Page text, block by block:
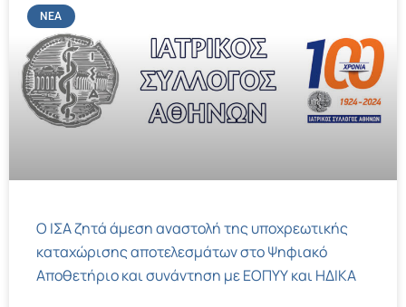
ΝΈΑ
Ο ΙΣΑ ζητά άμεση αναστολή της υποχρεωτικής
καταχώρισης αποτελεσμάτων στο Ψηφιακό
Αποθετήριο και συνάντηση με ΕΟΠΥΥ και ΗΔΙΚΑ